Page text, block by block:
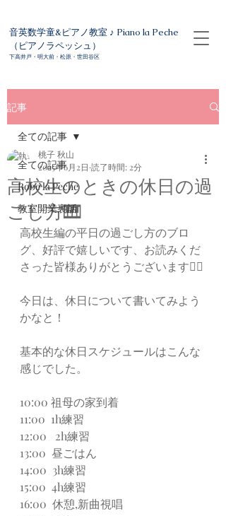
音英数学童&ピアノ教室 ♪ Piano la Peche
（ピアノラペッシュ）
下高井戸・明大前・松原・世田谷区
記事
全ての記事
Robe la Peche
教室開業裏話
全ての記事
高校生のときの休日の過
ごし方🎹
桃子 秋山
2025年6月2日 読了時間: 2分
高校生編の平日の過ごし方のブロ
グ、好評で嬉しいです、お読みくだ
さった皆様ありがとうございます🙇‍♀️
今日は、休日について書いてみよう
かなと！
基本的な休日スケジュールはこんな
感じでした。
10:00 祖母の家到着
11:00  1h練習
12:00   2h練習
13:00  昼ごはん
14:00  3h練習
15:00  4h練習
16:00  休憩,新曲視唱